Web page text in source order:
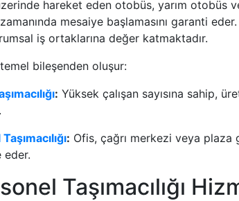
hareket eden otobüs, yarım
mesaiye başlamasını garanti eder.
iş ortaklarına değer katmaktadır.
bileşenden oluşur:
: Yüksek çalışan sayısına sahip,
: Ofis, çağrı merkezi veya plaza
Taşımacılığı